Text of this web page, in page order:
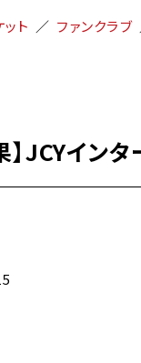
ト ファンクラブ
JCYイン